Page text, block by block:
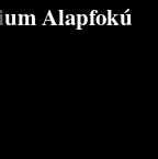
Alapfokú